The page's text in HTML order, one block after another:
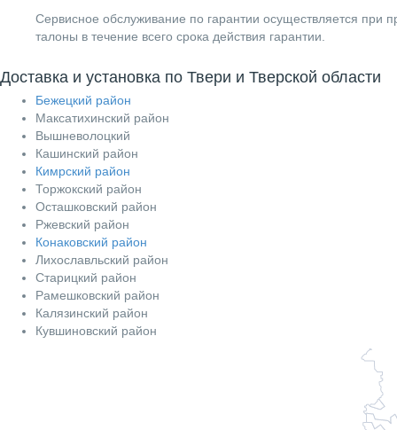
Сервисное обслуживание по гарантии осуществляется при
талоны в течение всего срока действия гарантии.
Доставка и установка по Твери и Тверской области
Бежецкий район
Максатихинский район
Вышневолоцкий
Кашинский район
Кимрский район
Торжокский район
Осташковский район
Ржевский район
Конаковский район
Лихославльский район
Старицкий район
Рамешковский район
Калязинский район
Кувшиновский район